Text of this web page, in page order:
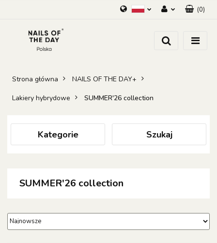
Zarejestruj się
(0)
Strona główna NAILS OF THE DAY+
Lakiery hybrydowe SUMMER'26 collection
Kategorie Szukaj
SUMMER'26 collection